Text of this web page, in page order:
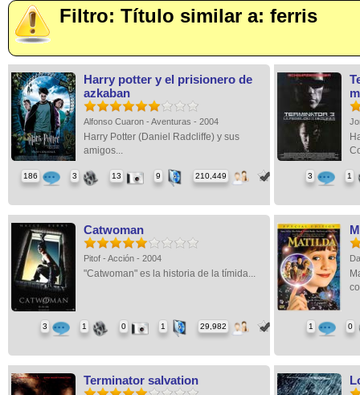
Filtro: Título similar a: ferris
Harry potter y el prisionero de
azkaban
Alfonso Cuaron - Aventuras - 2004
Harry Potter (Daniel Radcliffe) y sus
amigos...
186 3 13 9 210,449 3 1
Catwoman
Pitof - Acción - 2004
"Catwoman" es la historia de la tímida...
3 1 0 1 29,982 1 0
Terminator salvation